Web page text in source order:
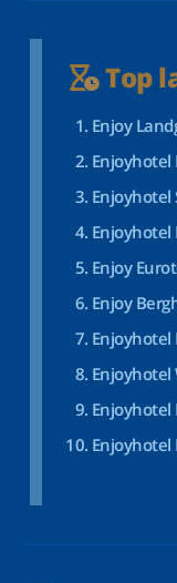
Top
Enjoy
Enjoyhotel
Enjoyhotel
Enjoyhotel
Enjoy
Enjoy
Enjoyhotel
Enjoyhotel
Enjoyhotel
Enjoyhotel